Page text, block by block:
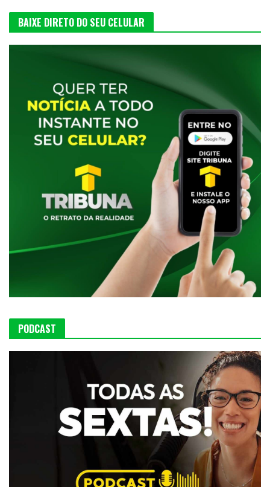
BAIXE DIRETO DO SEU CELULAR
PODCAST